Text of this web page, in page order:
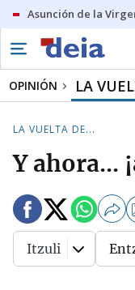
Asunción de la
OPINIÓN LA
LA VUELTA DE...
Y ahora...
Itzuli